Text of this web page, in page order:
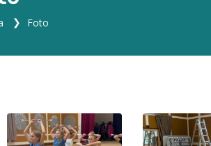
Foto